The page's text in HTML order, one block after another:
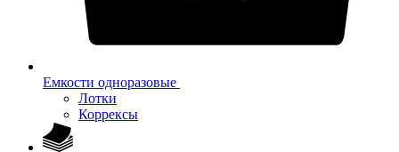
Емкости одноразовые
Лотки
Коррексы